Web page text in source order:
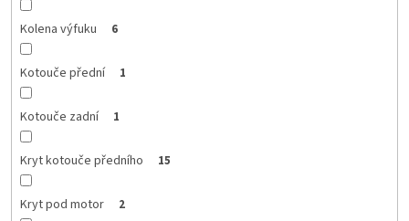
Kolena výfuku 6
Kotouče přední 1
Kotouče zadní 1
Kryt kotouče předního 15
Kryt pod motor 2